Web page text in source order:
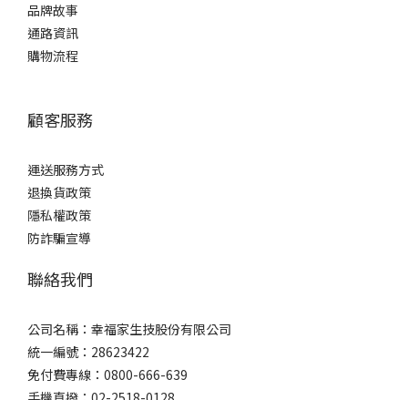
品牌故事
通路資訊
購物流程
顧客服務
運送服務方式
退換貨政策
隱私權政策
防詐騙宣導
聯絡我們
公司名稱：幸福家生技股份有限公司
統一編號：28623422
免付費專線：0800-666-639